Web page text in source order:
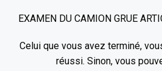
EXAMEN DU CAMION GRUE
Celui que vous avez terminé,
réussi. Sinon, vous